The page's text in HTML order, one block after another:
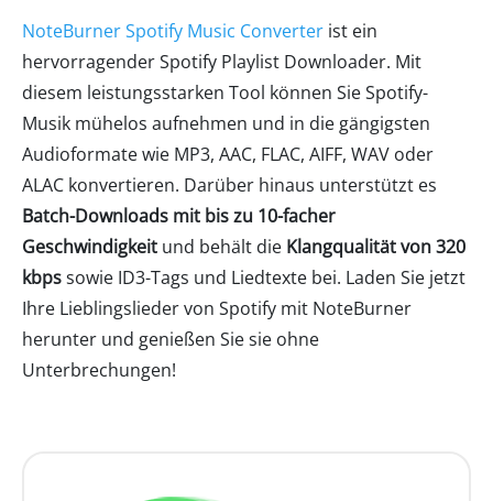
NoteBurner Spotify Music Converter ist ein
hervorragender Spotify Playlist Downloader. Mit
diesem leistungsstarken Tool können Sie Spotify-
Musik mühelos aufnehmen und in die gängigsten
Audioformate wie MP3, AAC, FLAC, AIFF, WAV oder
ALAC konvertieren. Darüber hinaus unterstützt es
Batch-Downloads mit bis zu 10-facher
Geschwindigkeit und behält die Klangqualität von 320
kbpssowie ID3-Tags und Liedtexte bei. Laden Sie jetzt
Ihre Lieblingslieder von Spotify mit NoteBurner
herunter und genießen Sie sie ohne
Unterbrechungen!